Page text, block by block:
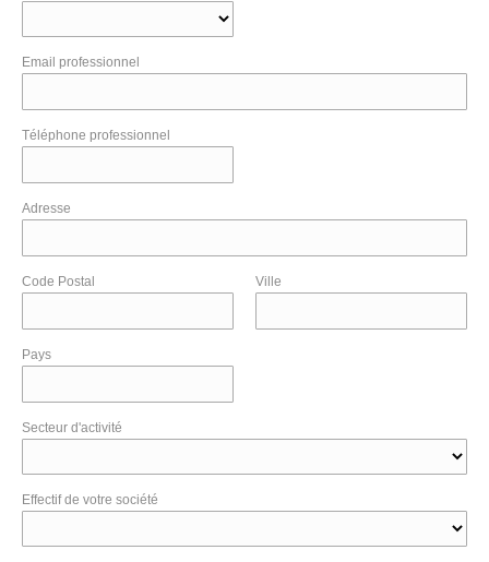
Email professionnel
Téléphone professionnel
Adresse
Code Postal Ville
Pays
Secteur d'activité
Effectif de votre société